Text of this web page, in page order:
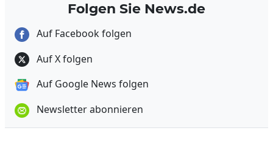
Folgen Sie News.de
Auf Facebook folgen
Auf X folgen
Auf Google News folgen
Newsletter abonnieren